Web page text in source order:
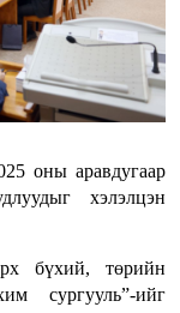
оны аравдугаар
хэлэлцэн
бүхий, төрийн
сургууль”-ийг